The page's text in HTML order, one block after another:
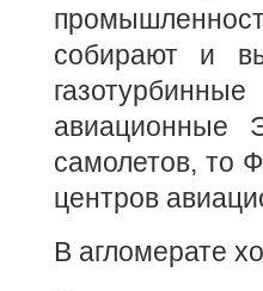
собирают и
авиационные
самолетов, то
центров
В агломерате